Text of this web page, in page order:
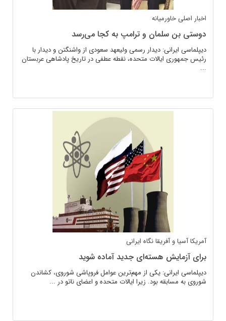
اخبار اصلی خاورمیانه
دوستی بن سلمان و ترامپ به کجا می‌رسد
دیپلماسی ایرانی: دیدار رسمی ولیعهد سعودی از واشنگتن و دیدار با
رئیس جمهوری ایالات متحده، نقطه عطفی در تاریخ پادشاهی عربستان
...
آمریکاآسیا و آفریقانگاه ایرانی
برای آزمایش هسته‌ای جدید آماده شوید
دیپلماسی ایرانی: یکی از مهم‌ترین عوامل فروپاشی شوروی، کشاندن
شوروی به مسابقه بود. زیرا ایالات متحده و اعضای ناتو در ...